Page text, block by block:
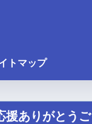
トマップ
援ありがとう